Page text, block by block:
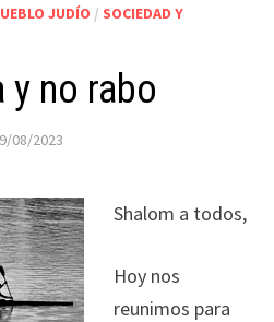
JUDÍO / SOCIEDAD Y
y no rabo
08/2023
Shalom a todos,
Hoy nos
reunimos para